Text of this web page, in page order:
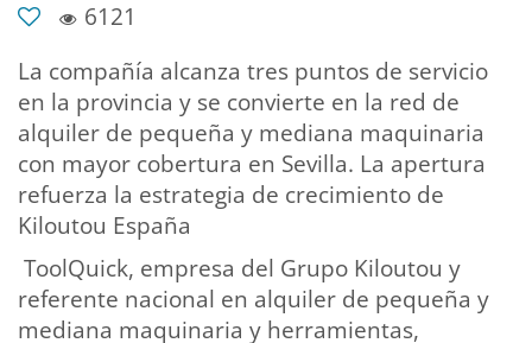
6121
La compañía alcanza tres puntos de servicio
en la provincia y se convierte en la red de
alquiler de pequeña y mediana maquinaria
con mayor cobertura en Sevilla. La apertura
refuerza la estrategia de crecimiento de
Kiloutou España
ToolQuick, empresa del Grupo Kiloutou y
referente nacional en alquiler de pequeña y
mediana maquinaria y herramientas,